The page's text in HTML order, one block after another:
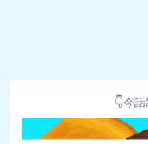
👇今